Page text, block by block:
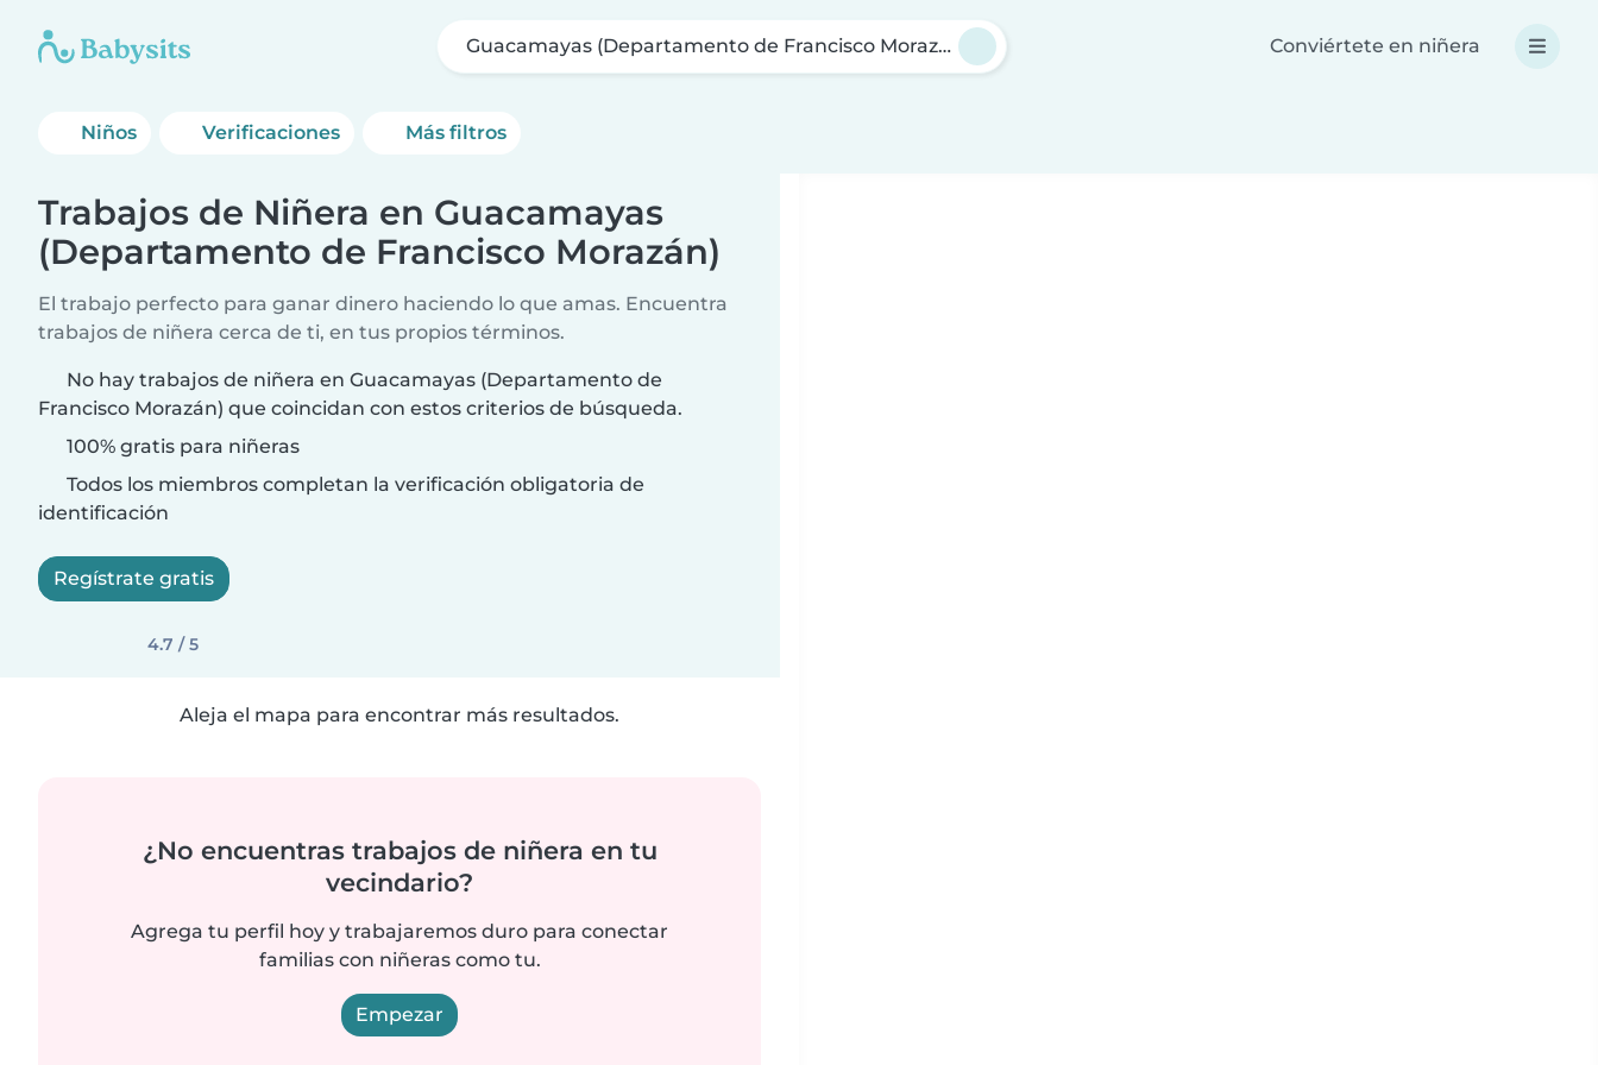
Guacamayas (Departamento de Francisco Morazán) Conviértete en niñera
Niños Verificaciones Más filtros
Trabajos de Niñera en Guacamayas
(Departamento de Francisco Morazán)
El trabajo perfecto para ganar dinero haciendo lo que amas. Encuentra
trabajos de niñera cerca de ti, en tus propios términos.
No hay trabajos de niñera en Guacamayas (Departamento de
Francisco Morazán) que coincidan con estos criterios de búsqueda.
100% gratis para niñeras
Todos los miembros completan la verificación obligatoria de
identificación
Regístrate gratis
4.7 / 5
Aleja el mapa para encontrar más resultados.
¿No encuentras trabajos de niñera en tu
vecindario?
Agrega tu perfil hoy y trabajaremos duro para conectar
familias con niñeras como tu.
Empezar